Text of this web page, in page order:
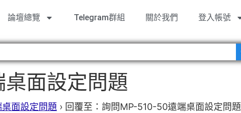
論壇總覽 Telegram群組 關於我們 登入帳號
面設定問題
面設定問題 › 回覆至：詢問MP-510-50遠端桌面設定問題